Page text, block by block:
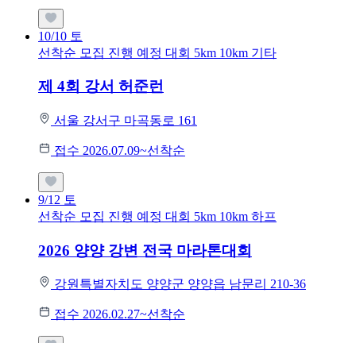
10/10 토
선착순 모집 진행 예정 대회 5km 10km 기타
제 4회 강서 허준런
서울 강서구 마곡동로 161
접수 2026.07.09~선착순
9/12 토
선착순 모집 진행 예정 대회 5km 10km 하프
2026 양양 강변 전국 마라톤대회
강원특별자치도 양양군 양양읍 남문리 210-36
접수 2026.02.27~선착순